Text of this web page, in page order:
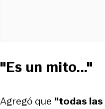
"Es un mito..."
Agregó que "todas las